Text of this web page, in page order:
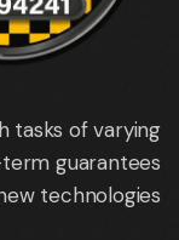
tasks of varying
guarantees
technologies.